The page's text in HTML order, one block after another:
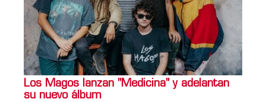
Los Magos lanzan "Medicina" y adelantan
su nuevo álbum